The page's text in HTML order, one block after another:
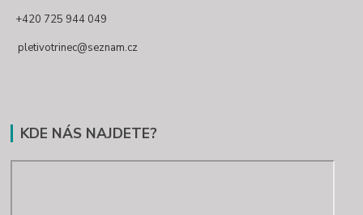
+420 725 944 049
pletivotrinec@seznam.cz
KDE NÁS NAJDETE?